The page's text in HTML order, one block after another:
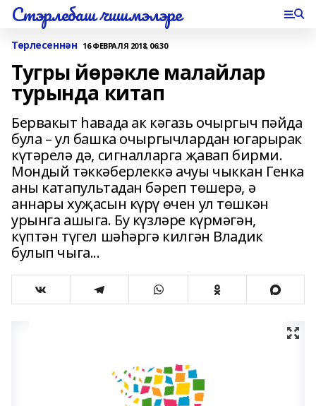
Стэрлебаш чишмэлэре
Төрлесеннән 16 ФЕВРАЛЯ 2018, 06:30
Тугры йөрәкле малайлар
турында китап
Бервакыт һавада ак кәгазь очыргыч пәйда
була – ул башка очыргычлардан югарырак
күтәрелә дә, сигналларга җавап бирми.
Мондый тәккәберлеккә ачуы чыккан Генка
аны катапультадан бәреп төшерә, ә
аннары хуҗасын күрү өчен ул төшкән
урынга ашыга. Бу күзләре күрмәгән,
күптән түгел шәһәргә килгән Владик
булып чыга...